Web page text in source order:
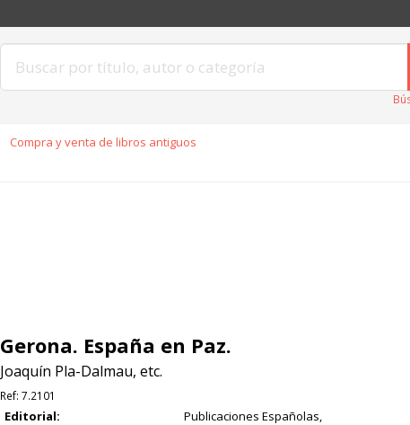
Compra y venta de libros antiguos
Gerona. España en Paz.
Joaquín Pla-Dalmau, etc.
Ref: 7.2101
Editorial:
Publicaciones Españolas,